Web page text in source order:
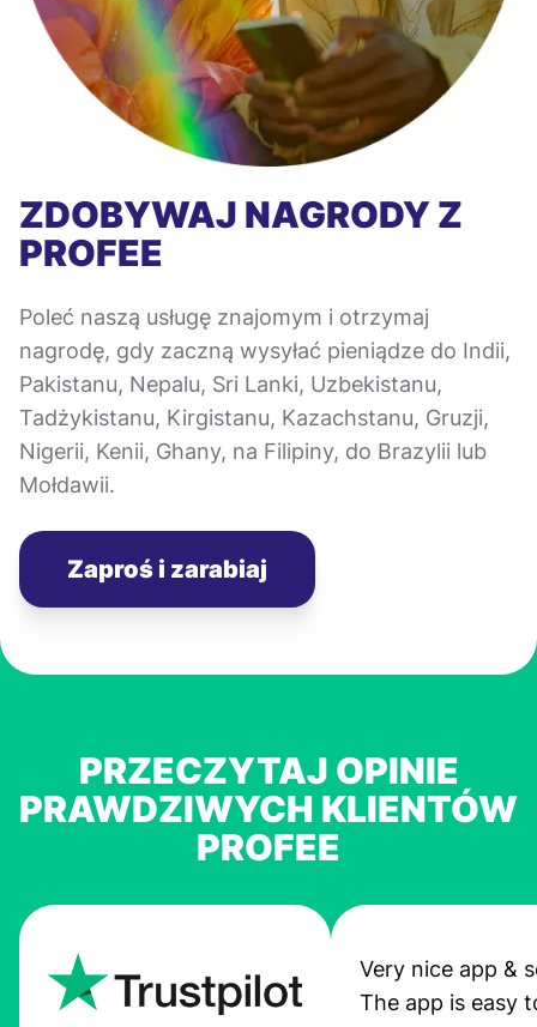
ZDOBYWAJ NAGRODY Z
PROFEE
Poleć naszą usługę znajomym i otrzymaj
nagrodę, gdy zaczną wysyłać pieniądze do Indii,
Pakistanu, Nepalu, Sri Lanki, Uzbekistanu,
Tadżykistanu, Kirgistanu, Kazachstanu, Gruzji,
Nigerii, Kenii, Ghany, na Filipiny, do Brazylii lub
Mołdawii.
Zaproś i zarabiaj
PRZECZYTAJ OPINIE
PRAWDZIWYCH KLIENTÓW
PROFEE
Very nice app &
The app is easy